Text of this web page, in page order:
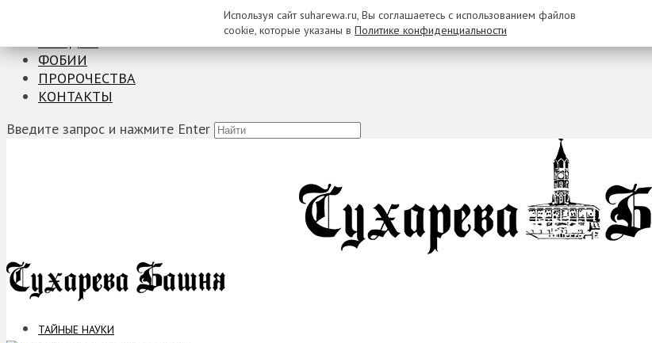
ФОБИИ
ПРОРОЧЕСТВА
КОНТАКТЫ
Введите запрос и нажмите Enter
ТАЙНЫЕ НАУКИ
Используя сайт suharewa.ru, Вы соглашаетесь с использованием файлов
cookie, которые указаны в Политике конфиденциальности